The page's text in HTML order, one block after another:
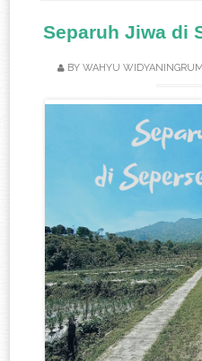
Separuh Jiwa di
BY WAHYU WIDYANINGRUM